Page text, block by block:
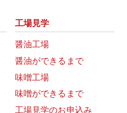
工場見学
醤油工場
醤油ができるまで
味噌工場
味噌ができるまで
工場見学のお申込み